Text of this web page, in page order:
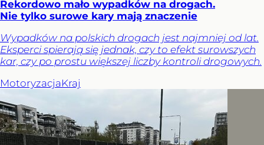
Rekordowo mało wypadków na drogach.
Nie tylko surowe kary mają znaczenie
Wypadków na polskich drogach jest najmniej od lat.
Eksperci spierają się jednak, czy to efekt surowszych
kar, czy po prostu większej liczby kontroli drogowych.
MotoryzacjaKraj